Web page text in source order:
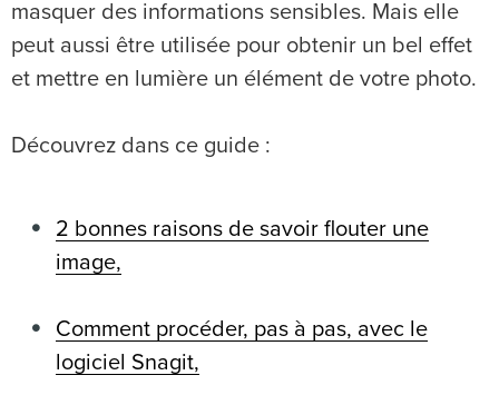
masquer des informations sensibles. Mais elle
peut aussi être utilisée pour obtenir un bel effet
et mettre en lumière un élément de votre photo.
Découvrez dans ce guide :
2 bonnes raisons de savoir flouter une
image,
Comment procéder, pas à pas, avec le
logiciel Snagit,